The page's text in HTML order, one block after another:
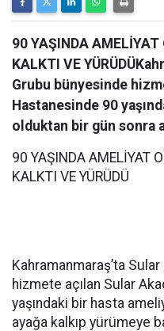
90 YAŞINDA AMELİYAT
KALKTI VE
Grubu bünyesinde
Hastanesinde 90
olduktan bir gün sonra
90 YAŞINDA AMELİYAT
KALKTI VE YÜRÜDÜ
Kahramanmaraş’ta
hizmete açılan Sular
yaşındaki bir hasta
ayağa kalkıp yürümeye